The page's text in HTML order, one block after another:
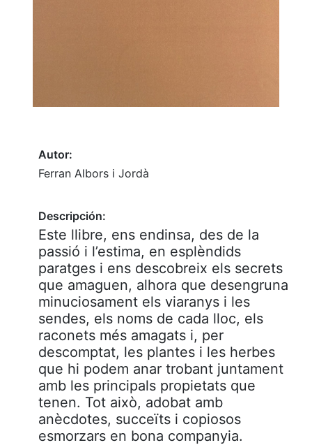
Autor:
Ferran Albors i Jordà
Descripción:
Este llibre, ens endinsa, des de la
passió i l’estima, en esplèndids
paratges i ens descobreix els secrets
que amaguen, alhora que desengruna
minuciosament els viaranys i les
sendes, els noms de cada lloc, els
raconets més amagats i, per
descomptat, les plantes i les herbes
que hi podem anar trobant juntament
amb les principals propietats que
tenen. Tot això, adobat amb
anècdotes, succeïts i copiosos
esmorzars en bona companyia.